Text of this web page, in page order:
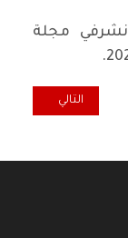
مجلة
المقال التالي:
التالي